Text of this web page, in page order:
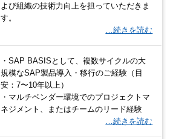
よび組織の技術力向上を担っていただきま
す。
…続きを読む
・SAP BASISとして、複数サイクルの大
規模なSAP製品導入・移行のご経験（目
安：7〜10年以上）
・マルチベンダー環境でのプロジェクトマ
ネジメント、またはチームのリード経験
…続きを読む